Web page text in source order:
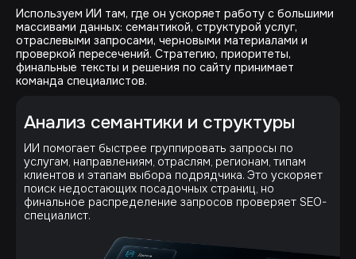
Используем ИИ там, где он ускоряет работу с большими
массивами данных: семантикой, структурой услуг,
отраслевыми запросами, черновыми материалами и
проверкой пересечений. Стратегию, приоритеты,
финальные тексты и решения по сайту принимает
команда специалистов.
Анализ семантики и структуры
ИИ помогает быстрее группировать запросы по
услугам, направлениям, отраслям, регионам, типам
клиентов и этапам выбора подрядчика. Это ускоряет
поиск недостающих посадочных страниц, но
финальное распределение запросов проверяет SEO-
специалист.